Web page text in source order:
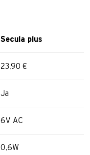
Secula plus
23,90 €
Ja
6V AC
0,6W